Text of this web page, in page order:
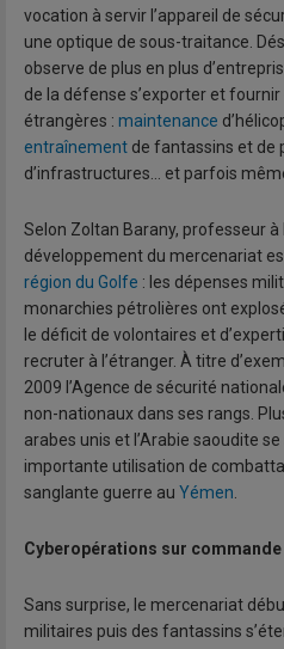
vocation à servir l’appareil de
une optique de sous-traitance.
observe de plus en plus
de la défense s’exporter et
étrangères : maintenance
entraînement de fantassins et de
d’infrastructures… et parfois
Selon Zoltan Barany, professeur à
développement du mercenariat
région du Golfe : les dépenses
monarchies pétrolières ont
le déficit de volontaires et
recruter à l’étranger. À titre
2009 l’Agence de sécurité
non-nationaux dans ses rangs.
arabes unis et l’Arabie saoudite
importante utilisation de
sanglante guerre au Yémen
Cyberopérations sur commande
Sans surprise, le mercenariat
militaires puis des fantassins